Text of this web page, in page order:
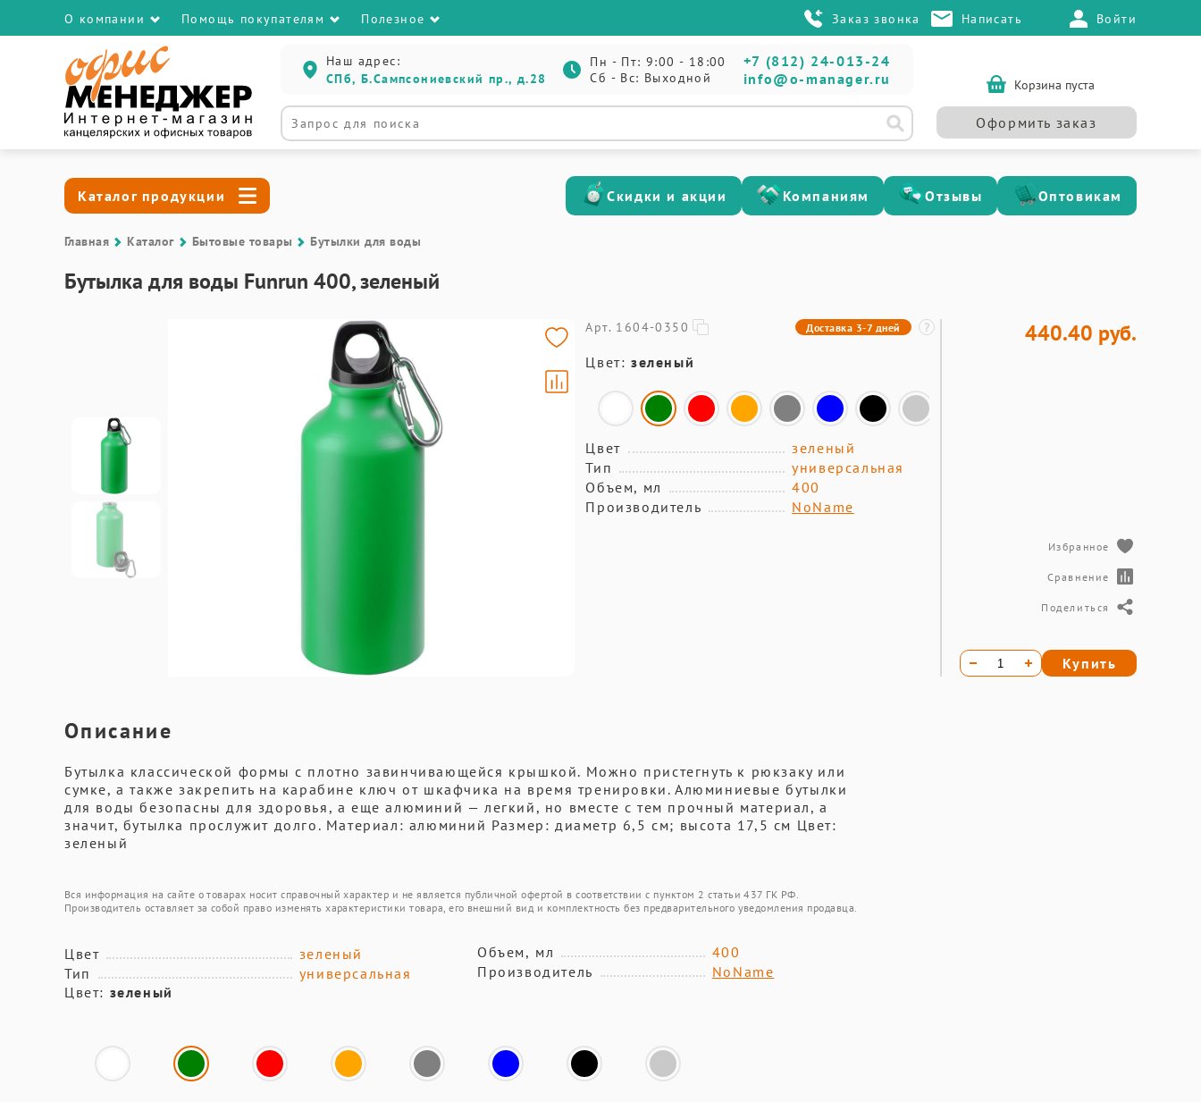
О компании Помощь покупателям Полезное Заказ звонка Написать Войти
Наш адрес:
СПб, Б.Сампсониевский пр., д.28
Пн - Пт: 9:00 - 18:00
Сб - Вс: Выходной
+7 (812) 24-013-24
info@o-manager.ru
Корзина пуста
Оформить заказ
Каталог продукции Скидки и акции Компаниям Отзывы Оптовикам
Главная Каталог Бытовые товары Бутылки для воды
Бутылка для воды Funrun 400, зеленый
Арт. 1604-0350 Доставка 3-7 дней
Цвет: зеленый
Цвет
зеленый
Тип
универсальная
Объем, мл
400
Производитель
NoName
Описание
Бутылка классической формы с плотно завинчивающейся крышкой. Можно пристегнуть к рюкзаку или
сумке, а также закрепить на карабине ключ от шкафчика на время тренировки. Алюминиевые бутылки
для воды безопасны для здоровья, а еще алюминий — легкий, но вместе с тем прочный материал, а
значит, бутылка прослужит долго. Материал: алюминий Размер: диаметр 6,5 см; высота 17,5 см Цвет:
зеленый
Вся информация на сайте о товарах носит справочный характер и не является публичной офертой в соответствии с пунктом 2 статьи 437 ГК РФ.
Производитель оставляет за собой право изменять характеристики товара, его внешний вид и комплектность без предварительного уведомления продавца.
Цвет
зеленый
Тип
универсальная
Объем, мл
400
Производитель
NoName
Цвет: зеленый
440.40 руб.
Избранное
Сравнение
Поделиться
Купить